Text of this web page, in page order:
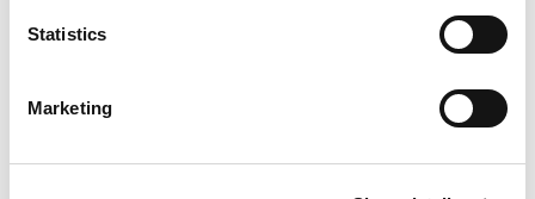
Statistics
Marketing